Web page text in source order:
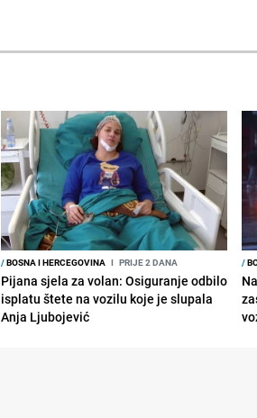
/BOSNA I HERCEGOVINA I PRIJE 2 DANA
Pijana sjela za volan: Osiguranje odbilo
isplatu štete na vozilu koje je slupala
Anja Ljubojević
/